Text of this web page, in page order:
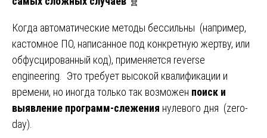
Когда автоматические методы бессильны (например,
кастомное ПО, написанное под конкретную жертву, или
обфусцированный код), применяется reverse
engineering. Это требует высокой квалификации и
времени, но иногда только так возможен поиск и
выявление программ-слежения нулевого дня (zero-
day).